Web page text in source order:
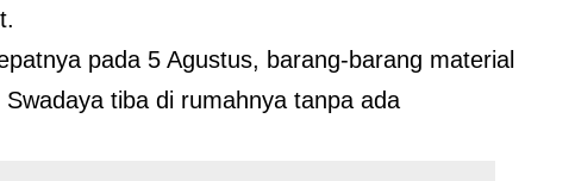
pada 5 Agustus, barang-barang material
tiba di rumahnya tanpa ada